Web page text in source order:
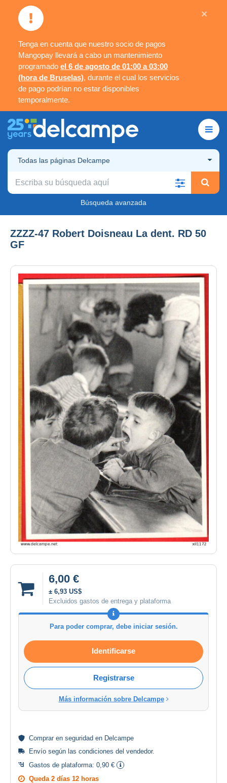
Tenga en cuenta que nuestro socio de pagos
Mangopay llevará a cabo un mantenimiento
programado el 6 de agosto de 01:00 a 03:00
(hora de Bruselas), durante el cual los servicios
de pago podrían no estar disponibles
temporalmente.
×
Todas las páginas Delcampe
Búsqueda avanzada
ZZZZ-47 Robert Doisneau La dent. RD 50
GF
6,00 €
± 6,93 US$
Excluidos gastos de entrega y plataforma
Para poder comprar, debe iniciar sesión.
Identificarse
Registrarse
Más información sobre Delcampe
Comprar en seguridad en Delcampe
Envío según las condiciones del vendedor.
Gastos de plataforma: 0,90 €
Queda 2 días 12 horas